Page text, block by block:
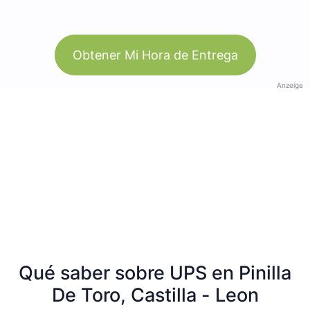
Obtener Mi Hora de Entrega
Anzeige
Qué saber sobre UPS en Pinilla
De Toro, Castilla - Leon